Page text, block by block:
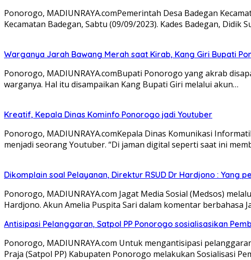
Ponorogo, MADIUNRAYA.comPemerintah Desa Badegan
Kecamatan Badegan, Sabtu (09/09/2023). Kades Badegan, Didik
Warganya Jarah Bawang Merah saat Kirab, Kang Giri Bupati
Ponorogo, MADIUNRAYA.comBupati Ponorogo yang akrab
warganya. Hal itu disampaikan Kang Bupati Giri melalui akun…
Kreatif, Kepala Dinas Kominfo Ponorogo jadi Youtuber
Ponorogo, MADIUNRAYA.comKepala Dinas Komunikasi
menjadi seorang Youtuber. “Di jaman digital seperti saat ini
Dikomplain soal Pelayanan, Direktur RSUD Dr Hardjono : Yang
Ponorogo, MADIUNRAYA.com Jagat Media Sosial (Medsos)
Hardjono. Akun Amelia Puspita Sari dalam komentar berbahasa
Antisipasi Pelanggaran, Satpol PP Ponorogo sosialisasikan
Ponorogo, MADIUNRAYA.com Untuk mengantisipasi
Praja (Satpol PP) Kabupaten Ponorogo melakukan Sosialisasi